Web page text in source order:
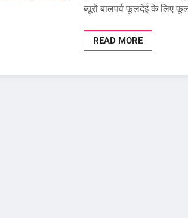
ब्यूरो बालपर्व फूलदेई के लिए
READ MORE